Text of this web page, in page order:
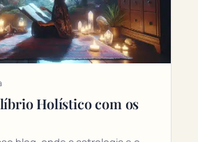
Holístico com os